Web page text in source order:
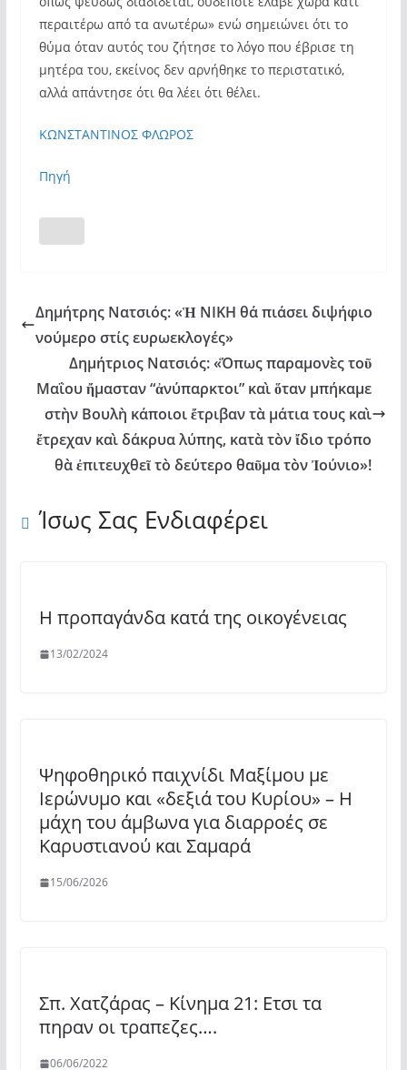
περαιτέρω από τα ανωτέρω» ενώ σημειώνει ότι το
θύμα όταν αυτός του ζήτησε το λόγο που έβρισε τη
μητέρα του, εκείνος δεν αρνήθηκε το περιστατικό,
αλλά απάντησε ότι θα λέει ότι θέλει.
ΚΩΝΣΤΑΝΤΙΝΟΣ ΦΛΩΡΟΣ
Πηγή
Δημήτρης Νατσιός: «Ἡ ΝΙΚΗ θά πιάσει διψήφιο
νούμερο στίς ευρωεκλογές»
Δημήτριος Νατσιός: «Ὅπως παραμονὲς τοῦ
Μαΐου ἤμασταν “ἀνύπαρκτοι” καὶ ὅταν μπήκαμε
στὴν Βουλὴ κάποιοι ἔτριβαν τὰ μάτια τους καὶ
ἔτρεχαν καὶ δάκρυα λύπης, κατὰ τὸν ἴδιο τρόπο
θὰ ἐπιτευχθεῖ τὸ δεύτερο θαῦμα τὸν Ἰούνιο»!
Ίσως Σας Ενδιαφέρει
Η προπαγάνδα κατά της οικογένειας
13/02/2024
Ψηφοθηρικό παιχνίδι Μαξίμου με
Ιερώνυμο και «δεξιά του Κυρίου» – Η
μάχη του άμβωνα για διαρροές σε
Καρυστιανού και Σαμαρά
15/06/2026
Σπ. Χατζάρας – Κίνημα 21: Ετσι τα
πηραν οι τραπεζες….
06/06/2022